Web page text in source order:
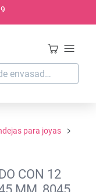
para joyas
CON 12